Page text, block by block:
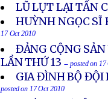
LŨ LỤT LẠI TẤN
HUỲNH NGỌC
17 Oct 2010
ĐẢNG CỘNG
LẦN THỨ 13 -- posted on
GIA ĐÌNH BỘ ĐỘI
posted on 17 Oct 2010